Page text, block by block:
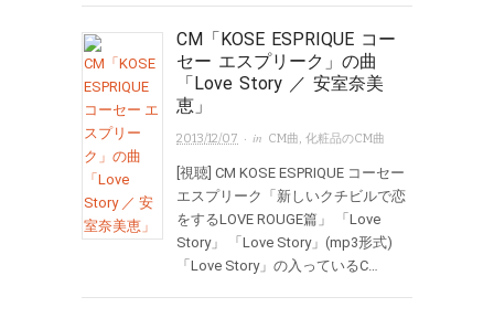
CM「KOSE ESPRIQUE コー
セー エスプリーク」の曲
「Love Story ／ 安室奈美
恵」
2013/12/07 · in CM曲,化粧品のCM曲
[視聴] CM KOSE ESPRIQUE コーセー
エスプリーク「新しいクチビルで恋
をするLOVE ROUGE篇」 「Love
Story」 「Love Story」(mp3形式)
「Love Story」の入っているC…